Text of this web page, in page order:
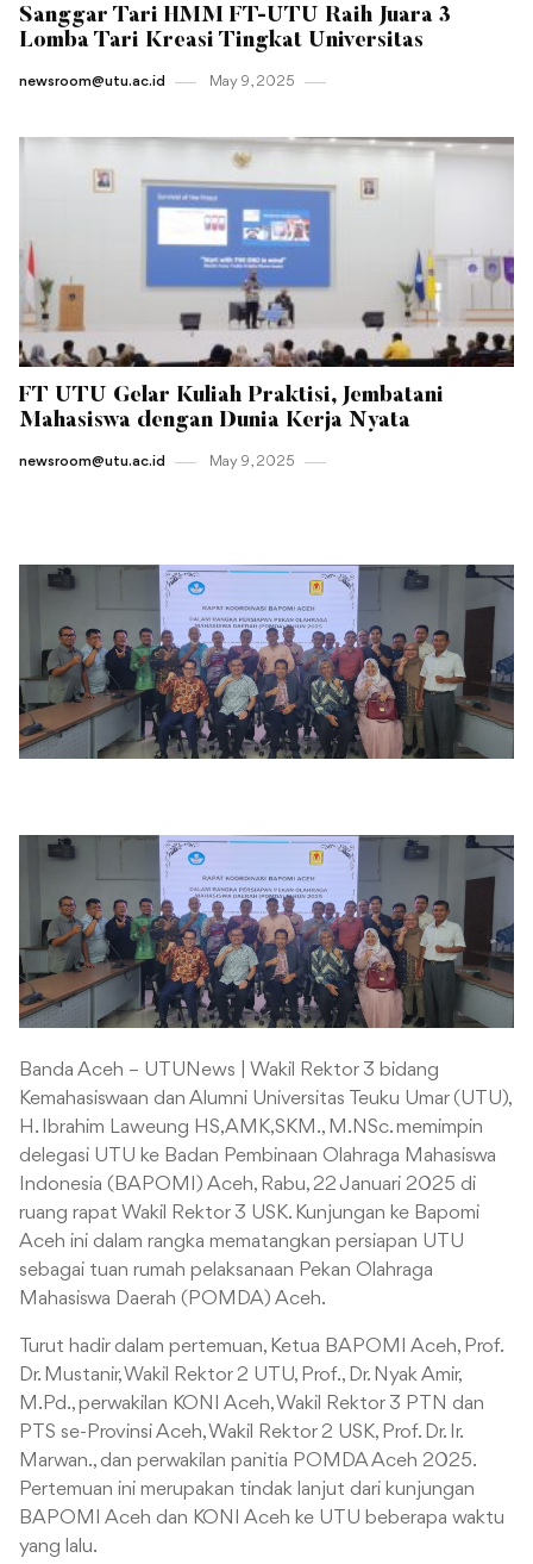
Sanggar Tari HMM FT-UTU Raih Juara 3
Lomba Tari Kreasi Tingkat Universitas
newsroom@utu.ac.id May 9 , 2025
FT UTU Gelar Kuliah Praktisi, Jembatani
Mahasiswa dengan Dunia Kerja Nyata
newsroom@utu.ac.id May 9 , 2025
Banda Aceh – UTUNews | Wakil Rektor 3 bidang
Kemahasiswaan dan Alumni Universitas Teuku Umar (UTU),
H. Ibrahim Laweung HS,AMK,SKM., M.NSc. memimpin
delegasi UTU ke Badan Pembinaan Olahraga Mahasiswa
Indonesia (BAPOMI) Aceh, Rabu, 22 Januari 2025 di
ruang rapat Wakil Rektor 3 USK. Kunjungan ke Bapomi
Aceh ini dalam rangka mematangkan persiapan UTU
sebagai tuan rumah pelaksanaan Pekan Olahraga
Mahasiswa Daerah (POMDA) Aceh.
Turut hadir dalam pertemuan, Ketua BAPOMI Aceh, Prof.
Dr. Mustanir, Wakil Rektor 2 UTU, Prof., Dr. Nyak Amir,
M.Pd., perwakilan KONI Aceh, Wakil Rektor 3 PTN dan
PTS se-Provinsi Aceh, Wakil Rektor 2 USK, Prof. Dr. Ir.
Marwan., dan perwakilan panitia POMDA Aceh 2025.
Pertemuan ini merupakan tindak lanjut dari kunjungan
BAPOMI Aceh dan KONI Aceh ke UTU beberapa waktu
yang lalu.